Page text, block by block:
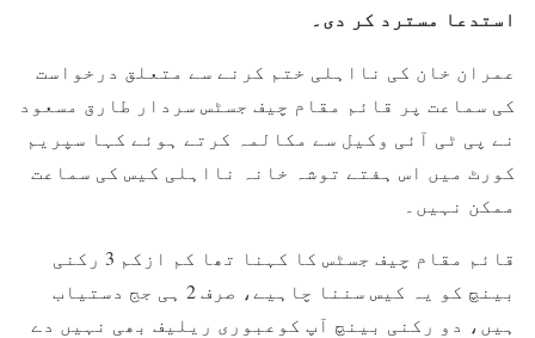
استدعا مسترد کر دی۔
عمران خان کی نااہلی ختم کرنے سے متعلق درخواست
کی سماعت پر قائم مقام چیف جسٹس سردار طارق مسعود
نے پی ٹی آئی وکیل سے مکالمہ کرتے ہوئے کہا سپریم
کورٹ میں اس ہفتے توشہ خانہ نااہلی کیس کی سماعت
ممکن نہیں۔
قائم مقام چیف جسٹس کا کہنا تھا کم ازکم 3 رکنی
بینچ کو یہ کیس سننا چاہیے، صرف 2 ہی جج دستیاب
ہیں، دو رکنی بینچ آپ کوعبوری ریلیف بھی نہیں دے